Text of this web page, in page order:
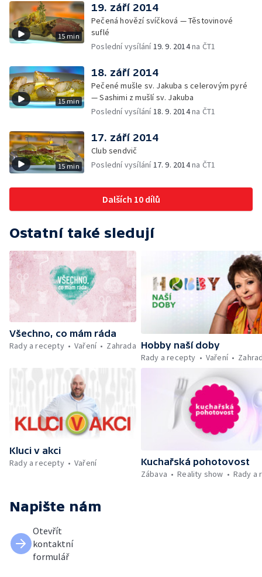
15 min
19. září 2014
Pečená hovězí svíčková — Těstovinové
suflé
Poslední vysílání19. 9. 2014na ČT1
15 min
18. září 2014
Pečené mušle sv. Jakuba s celerovým pyré
— Sashimi z mušlí sv. Jakuba
Poslední vysílání18. 9. 2014na ČT1
15 min
17. září 2014
Club sendvič
Poslední vysílání17. 9. 2014na ČT1
Dalších 10 dílů
Ostatní také sledují
Všechno, co mám ráda
Rady a recepty
Vaření Zahrada Hobby naší doby
Rady a recepty
Vaření
Kluci v akci
Rady a recepty
Vaření
Kuchařská pohotovost
Zábava
Reality show Rady a
Napište nám
Otevřít
kontaktní
formulář